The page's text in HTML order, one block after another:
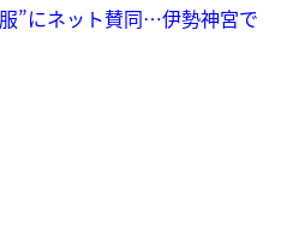
”にネット賛同…伊勢神宮で